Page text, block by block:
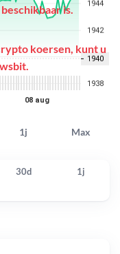
1j Max
is.
koersen, kunt u
30d 1j